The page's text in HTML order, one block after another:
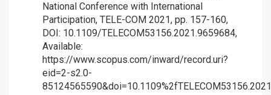
National Conference with International
Participation, TELE-COM 2021, pp. 157-160,
DOI: 10.1109/TELECOM53156.2021.9659684,
Available:
https://www.scopus.com/inward/record.uri?
eid=2-s2.0-